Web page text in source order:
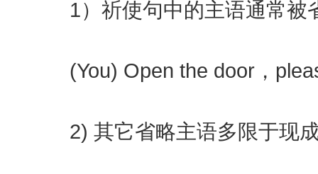
1）祈使句中的主语通常被
(You) Open the door，
2) 其它省略主语多限于现